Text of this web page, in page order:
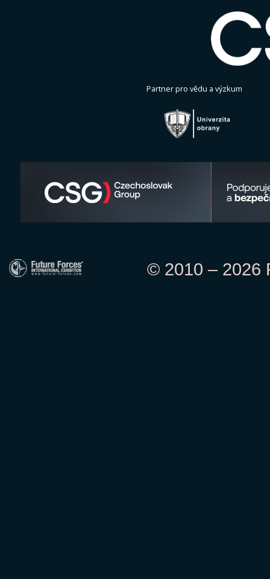
Partner pro vědu a výzkum
© 2010 – 2026